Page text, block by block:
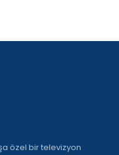
özel bir televizyon